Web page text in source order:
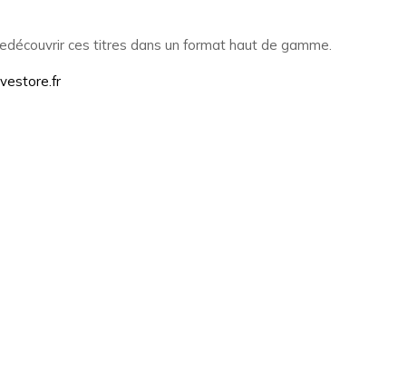
ces titres dans un format haut de gamme.